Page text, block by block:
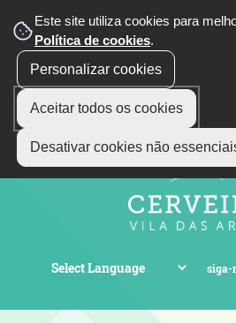
Este site utiliza cookies para
Política de cookies.
Personalizar cookies
Aceitar todos os cookies
Desativar cookies não
siga-